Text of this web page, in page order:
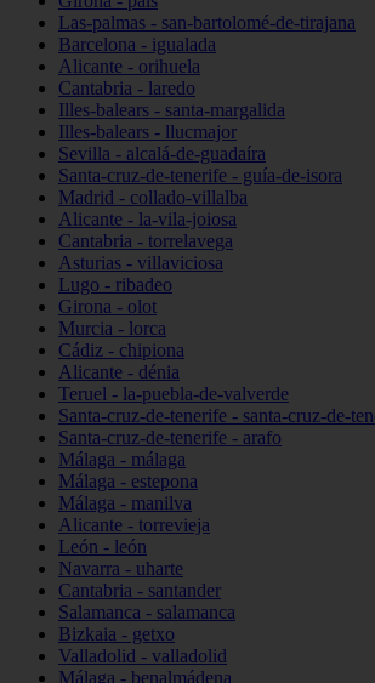
Las-palmas - san-bartolomé-de-tirajana
Barcelona - igualada
Alicante - orihuela
Cantabria - laredo
Illes-balears - santa-margalida
Illes-balears - llucmajor
Sevilla - alcalá-de-guadaíra
Santa-cruz-de-tenerife - guía-de-isora
Madrid - collado-villalba
Alicante - la-vila-joiosa
Cantabria - torrelavega
Asturias - villaviciosa
Lugo - ribadeo
Girona - olot
Murcia - lorca
Cádiz - chipiona
Alicante - dénia
Teruel - la-puebla-de-valverde
Santa-cruz-de-tenerife - santa-cruz-de-
Santa-cruz-de-tenerife - arafo
Málaga - málaga
Málaga - estepona
Málaga - manilva
Alicante - torrevieja
León - león
Navarra - uharte
Cantabria - santander
Salamanca - salamanca
Bizkaia - getxo
Valladolid - valladolid
Málaga - benalmádena